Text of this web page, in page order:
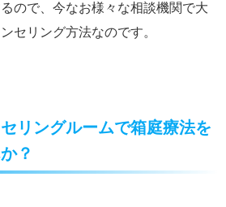
ので、今なお様々な相談機関で大
セリング方法なのです。
リングルームで箱庭療法を
？